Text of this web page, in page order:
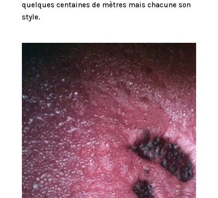
quelques centaines de mètres mais chacune son
style.